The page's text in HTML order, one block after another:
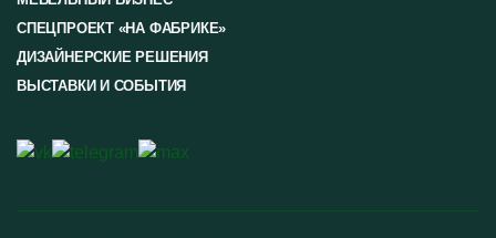
СПЕЦПРОЕКТ «НА ФАБРИКЕ»
ДИЗАЙНЕРСКИЕ РЕШЕНИЯ
ВЫСТАВКИ И СОБЫТИЯ